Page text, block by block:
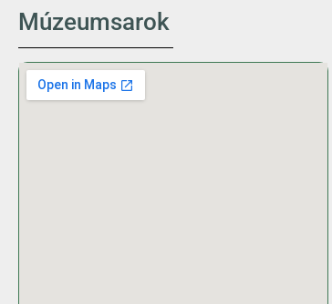
Múzeumsarok